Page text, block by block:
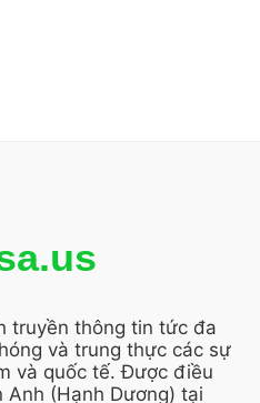
truyền thông tin tức đa
và trung thực các sự
và quốc tế. Được điều
Anh (Hạnh Dương) tại